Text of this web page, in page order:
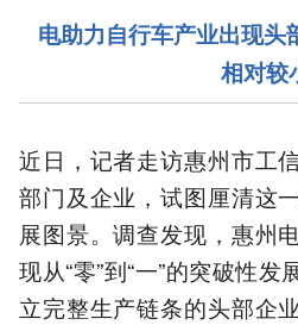
电助力自行车产业出现头
相对较
近日，记者走访惠州市工
部门及企业，试图厘清这
展图景。调查发现，惠州
现从“零”到“一”的突破性
立完整生产链条的头部企